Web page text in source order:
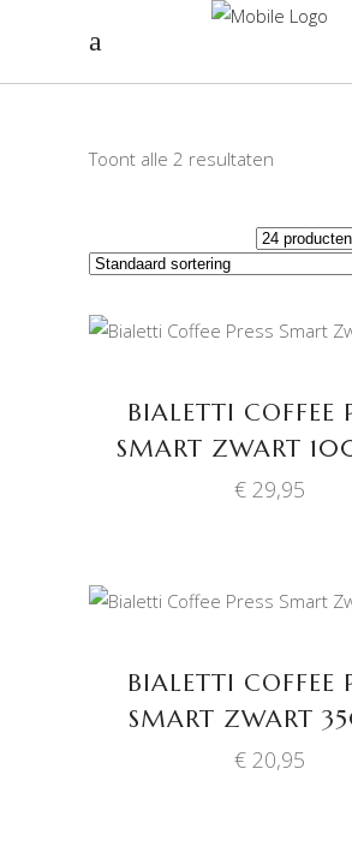
Toont alle 2 resultaten
BIALETTI COFFEE
SMART ZWART
€29,95
BIALETTI COFFEE
SMART ZWART
€20,95